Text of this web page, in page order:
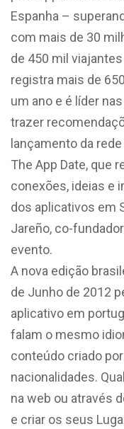
Espanha –
com mais de 30
de 450 mil
registra mais de
um ano e é líder
trazer
lançamento da
The App Date, que
conexões, ideias e
dos aplicativos em
Jareño, co-
evento.
A nova edição
de Junho de 2012
aplicativo em
falam o mesmo
conteúdo criado
nacionalidades.
na web ou através
e criar os seus